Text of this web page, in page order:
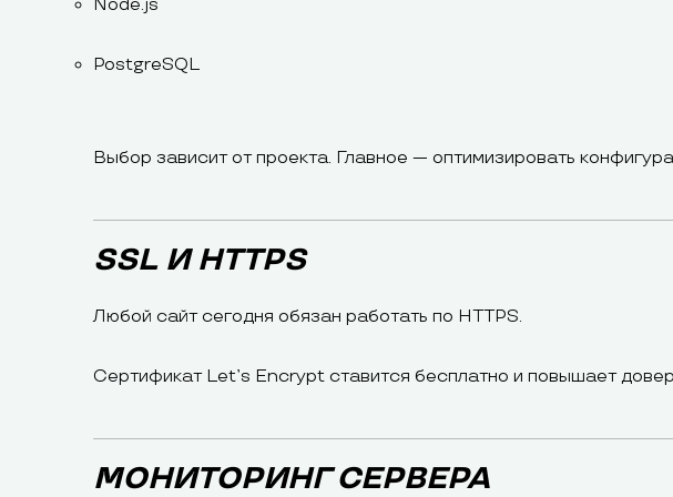
Node.js
PostgreSQL
Выбор зависит от проекта. Главное — оптимизировать
SSL И HTTPS
Любой сайт сегодня обязан работать по HTTPS.
Сертификат Let’s Encrypt ставится бесплатно и повышает
МОНИТОРИНГ СЕРВЕРА